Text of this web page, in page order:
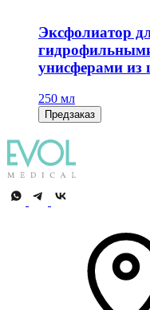
Эксфолиатор
унисферами
250 мл
Предзаказ